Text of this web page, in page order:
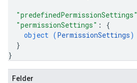
"predefinedPermissionSettings"
"permissionSettings" : {
object (PermissionSettings)
}
}
Felder